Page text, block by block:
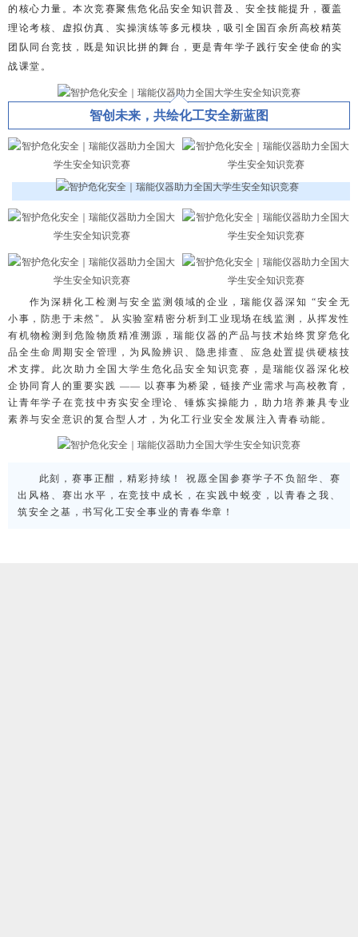
的核心力量。本次竞赛聚焦危化品安全知识普及、安全技能提升，覆盖
理论考核、虚拟仿真、实操演练等多元模块，吸引全国百余所高校精英
团队同台竞技，既是知识比拼的舞台，更是青年学子践行安全使命的实
战课堂。
智创未来，共绘化工安全新蓝图
作为深耕化工检测与安全监测领域的企业，瑞能仪器深知 “安全无
小事，防患于未然"。从实验室精密分析到工业现场在线监测，从挥发性
有机物检测到危险物质精准溯源，瑞能仪器的产品与技术始终贯穿危化
品全生命周期安全管理，为风险辨识、隐患排查、应急处置提供硬核技
术支撑。此次助力全国大学生危化品安全知识竞赛，是瑞能仪器深化校
企协同育人的重要实践 —— 以赛事为桥梁，链接产业需求与高校教育，
让青年学子在竞技中夯实安全理论、锤炼实操能力，助力培养兼具专业
素养与安全意识的复合型人才，为化工行业安全发展注入青春动能。
此刻，赛事正酣，精彩持续！ 祝愿全国参赛学子不负韶华、赛
出风格、赛出水平，在竞技中成长，在实践中蜕变，以青春之我、
筑安全之基，书写化工安全事业的青春华章！